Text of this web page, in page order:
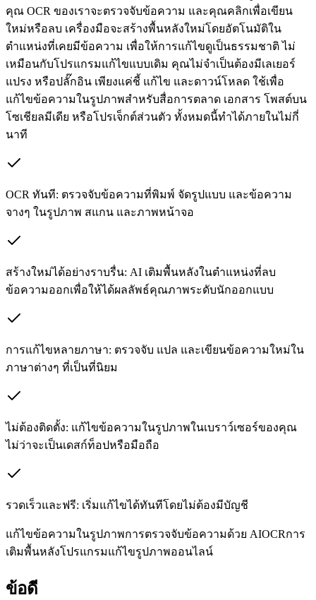
คุณ OCR ของเราจะตรวจจับข้อความ และคุณคลิกเพื่อเขียน
ใหม่หรือลบ เครื่องมือจะสร้างพื้นหลังใหม่โดยอัตโนมัติใน
ตำแหน่งที่เคยมีข้อความ เพื่อให้การแก้ไขดูเป็นธรรมชาติ ไม่
เหมือนกับโปรแกรมแก้ไขแบบเดิม คุณไม่จำเป็นต้องมีเลเยอร์
แปรง หรือปลั๊กอิน เพียงแค่ชี้ แก้ไข และดาวน์โหลด ใช้เพื่อ
แก้ไขข้อความในรูปภาพสำหรับสื่อการตลาด เอกสาร โพสต์บน
โซเชียลมีเดีย หรือโปรเจ็กต์ส่วนตัว ทั้งหมดนี้ทำได้ภายในไม่กี่
นาที
OCR ทันที: ตรวจจับข้อความที่พิมพ์ จัดรูปแบบ และข้อความ
จางๆ ในรูปภาพ สแกน และภาพหน้าจอ
สร้างใหม่ได้อย่างราบรื่น: AI เติมพื้นหลังในตำแหน่งที่ลบ
ข้อความออกเพื่อให้ได้ผลลัพธ์คุณภาพระดับนักออกแบบ
การแก้ไขหลายภาษา: ตรวจจับ แปล และเขียนข้อความใหม่ใน
ภาษาต่างๆ ที่เป็นที่นิยม
ไม่ต้องติดตั้ง: แก้ไขข้อความในรูปภาพในเบราว์เซอร์ของคุณ
ไม่ว่าจะเป็นเดสก์ท็อปหรือมือถือ
รวดเร็วและฟรี: เริ่มแก้ไขได้ทันทีโดยไม่ต้องมีบัญชี
แก้ไขข้อความในรูปภาพการตรวจจับข้อความด้วย AIOCRการ
เติมพื้นหลังโปรแกรมแก้ไขรูปภาพออนไลน์
ข้อดี